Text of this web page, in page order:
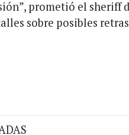
prometió el sheriff
sobre posibles